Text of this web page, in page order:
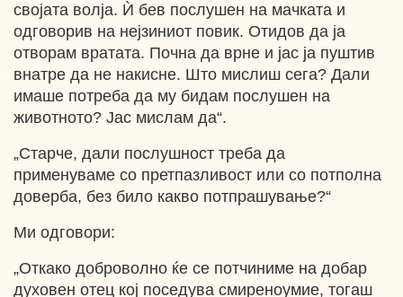
својата волја. Ѝ бев послушен на мачката и
одговорив на нејзиниот повик. Отидов да ја
отворам вратата. Почна да врне и јас ја пуштив
внатре да не накисне. Што мислиш сега? Дали
имаше потреба да му бидам послушен на
животното? Јас мислам да“.
„Старче, дали послушност треба да
применуваме со претпазливост или со потполна
доверба, без било какво потпрашување?“
Ми одговори:
„Откако доброволно ќе се потчиниме на добар
духовен отец кој поседува смиреноумие, тогаш